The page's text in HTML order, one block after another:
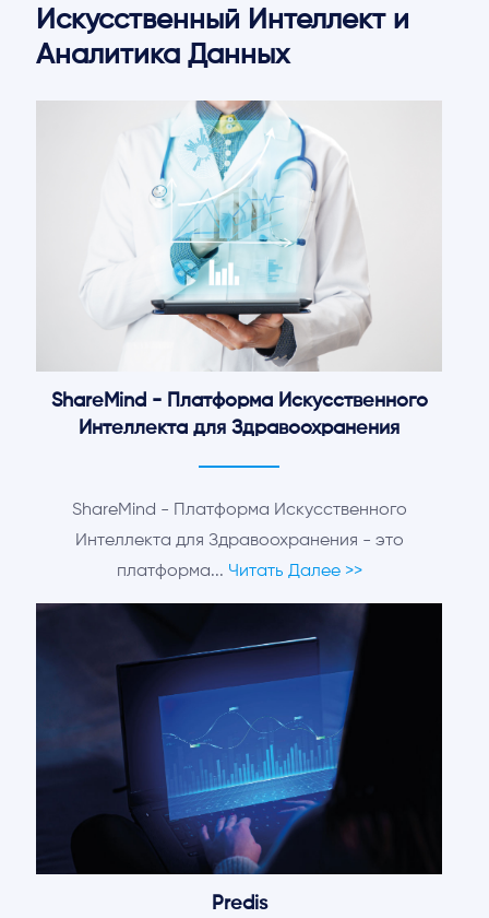
Искусственный Интеллект и
Аналитика Данных
ShareMind - Платформа Искусственного
Интеллекта для Здравоохранения
ShareMind - Платформа Искусственного
Интеллекта для Здравоохранения - это
платформа... Читать Далее >>
Predis